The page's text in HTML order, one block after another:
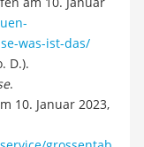
was-ist-das/
D.).
.
10. Januar 2023,